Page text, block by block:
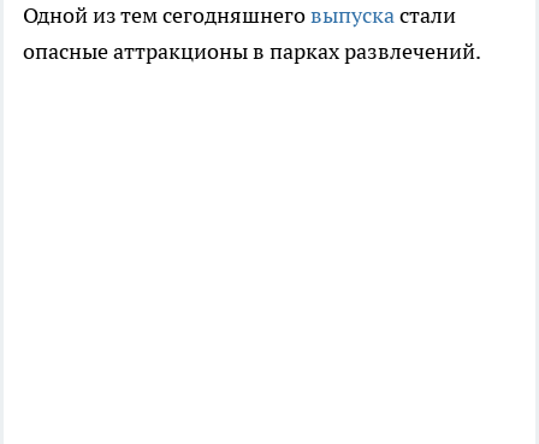
Одной из тем сегодняшнеговыпускастали
опасные аттракционы в парках развлечений.